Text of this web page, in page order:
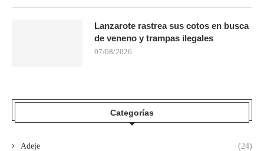
Lanzarote rastrea sus cotos en busca
de veneno y trampas ilegales
07/08/2026
Categorías
Adeje (24)